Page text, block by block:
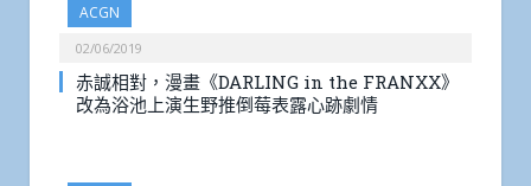
ACGN
02/06/2019
赤誠相對，漫畫《DARLING in the FRANXX》
改為浴池上演生野推倒莓表露心跡劇情